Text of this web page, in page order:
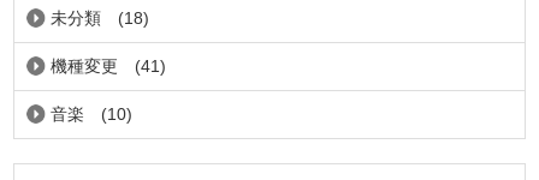
未分類 (18)
機種変更 (41)
音楽 (10)